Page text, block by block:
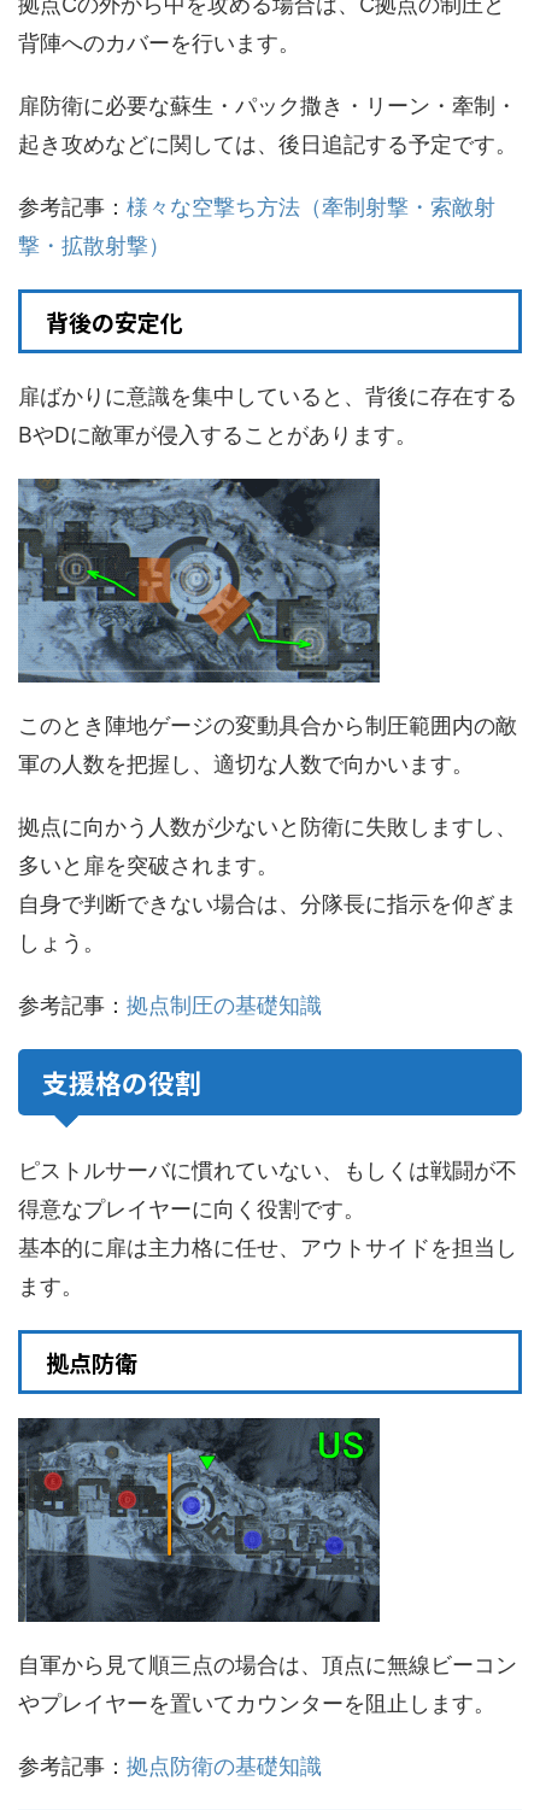
背陣へのカバーを行います。
扉防衛に必要な蘇生・パック撒き・リーン・牽制・
起き攻めなどに関しては、後日追記する予定です。
参考記事： 様々な空撃ち方法（牽制射撃・索敵射
撃・拡散射撃）
背後の安定化
扉ばかりに意識を集中していると、背後に存在する
BやDに敵軍が侵入することがあります。
このとき陣地ゲージの変動具合から制圧範囲内の敵
軍の人数を把握し、適切な人数で向かいます。
拠点に向かう人数が少ないと防衛に失敗しますし、
多いと扉を突破されます。
自身で判断できない場合は、分隊長に指示を仰ぎま
しょう。
参考記事： 拠点制圧の基礎知識
支援格の役割
ピストルサーバに慣れていない、もしくは戦闘が不
得意なプレイヤーに向く役割です。
基本的に扉は主力格に任せ、アウトサイドを担当し
ます。
拠点防衛
自軍から見て順三点の場合は、頂点に無線ビーコン
やプレイヤーを置いてカウンターを阻止します。
参考記事： 拠点防衛の基礎知識